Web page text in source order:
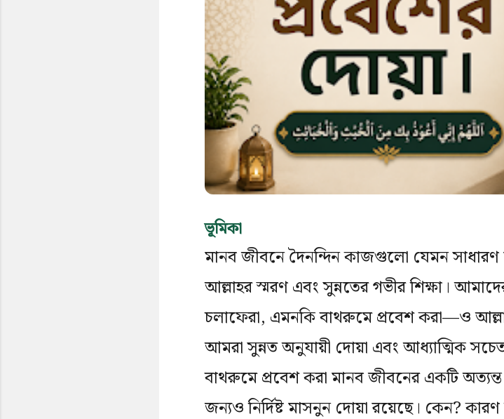
ভূমিকা
মানব জীবনে দৈনন্দিন কাজগুলো যেমন
আল্লাহর স্মরণ এবং সুন্নতের গভীর শিক্ষা।
চলাফেরা, এমনকি বাথরুমে প্রবেশ করা—ও
আমরা সুন্নত অনুযায়ী দোয়া এবং আধ্যাত্মিক
বাথরুমে প্রবেশ করা মানব জীবনের একটি
জন্যও নির্দিষ্ট মাসনুন দোয়া রয়েছে। কেন?